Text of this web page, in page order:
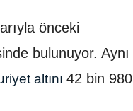
önceki
bulunuyor. Aynı
altını 42 bin 980